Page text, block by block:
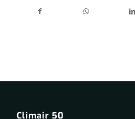
Climair 50